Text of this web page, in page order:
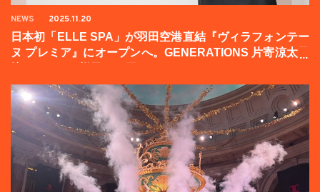
NEWS 2025.11.20
日本初「ELLE SPA」が羽田空港直結『ヴィラフォンテー
ヌ プレミア』にオープンへ。GENERATIONS 片寄涼太登